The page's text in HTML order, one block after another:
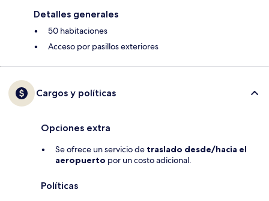
Detalles generales
50 habitaciones
Acceso por pasillos exteriores
Cargos y políticas
Opciones extra
Se ofrece un servicio de traslado desde/hacia el
aeropuerto por un costo adicional.
Políticas